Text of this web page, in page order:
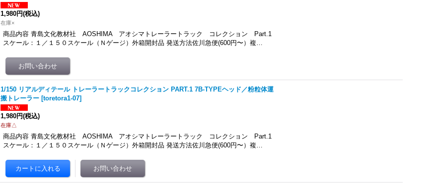
1,980円(税込)
在庫×
商品内容 青島文化教材社 AOSHIMA アオシマトレーラートラック コレクション Part.1
スケール：１／１５０スケール（Ｎゲージ）外箱開封品 発送方法佐川急便(600円〜）複…
1/150 リアルディテール トレーラートラックコレクション PART.1 7B-TYPEヘッド／粉粒体運
搬トレーラー [toretora1-07]
1,980円(税込)
在庫△
商品内容 青島文化教材社 AOSHIMA アオシマトレーラートラック コレクション Part.1
スケール：１／１５０スケール（Ｎゲージ）外箱開封品 発送方法佐川急便(600円〜）複…